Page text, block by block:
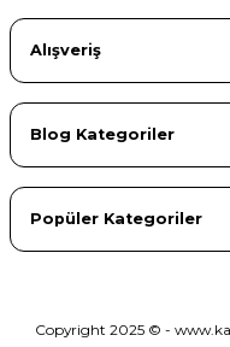
Alışveriş
Blog Kategoriler
Popüler Kategoriler
Copyright 2025 © -